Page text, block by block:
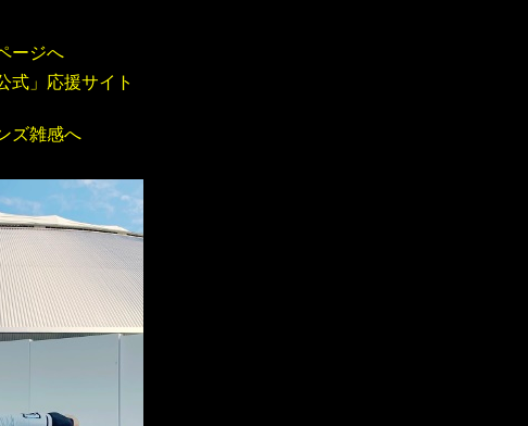
ージへ
式」応援サイト
ズ雑感へ